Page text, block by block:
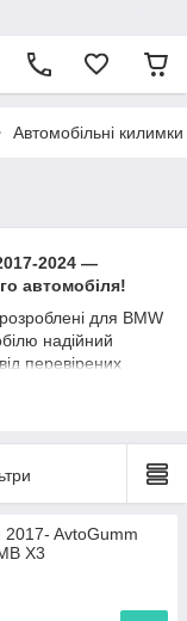
Автомобільні
2024 —
автомобіля!
для BMW
надійний
перевірених
забезпечують
типів
вибрати найбільш
та умов
AvtoGumm
Х3